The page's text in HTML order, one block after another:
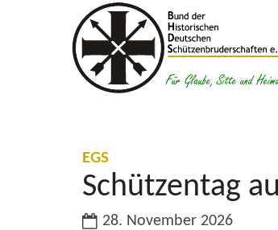
Zum Inhalt springen
EGS:
Schützentag
Datum:
28. November 2026